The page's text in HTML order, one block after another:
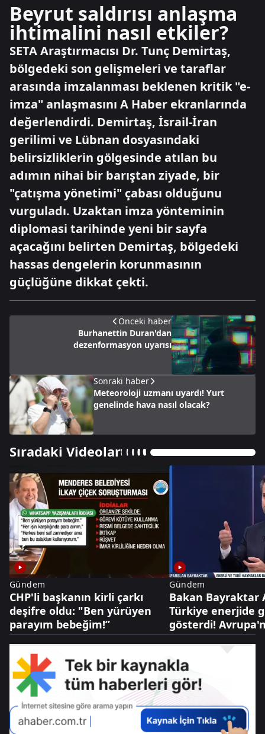
Beyrut saldırısı anlaşma
ihtimalini nasıl etkiler?
SETA Araştırmacısı Dr. Tunç Demirtaş,
bölgedeki son gelişmeleri ve taraflar
arasında imzalanması beklenen kritik "e-
imza" anlaşmasını A Haber ekranlarında
değerlendirdi. Demirtaş, İsrail-İran
gerilimi ve Lübnan dosyasındaki
belirsizliklerin gölgesinde atılan bu
adımın nihai bir barıştan ziyade, bir
"çatışma yönetimi" çabası olduğunu
vurguladı. Uzaktan imza yönteminin
diplomasi tarihinde yeni bir sayfa
açacağını belirten Demirtaş, bölgedeki
hassas dengelerin korunmasının
güçlüğüne dikkat çekti.
Önceki haber
Burhanettin Duran'dan
dezenformasyon uyarısı
Sonraki haber
Meteoroloji uzmanı uyardı! Yurt
genelinde hava nasıl olacak?
Sıradaki Videolar
Gündem
CHP'li başkanın kirli çarkı
deşifre oldu: "Ben yürüyen
parayım bebeğim!”
Gündem
Bakan Bayraktar
Türkiye enerjide
gösterdi!
Türk gazında